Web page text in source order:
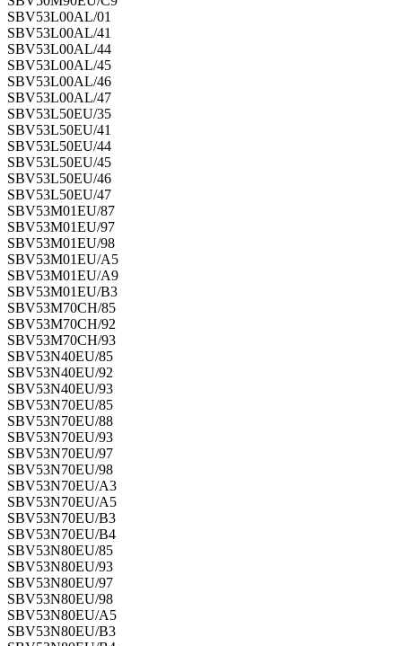
SBV53L00AL/01
SBV53L00AL/41
SBV53L00AL/44
SBV53L00AL/45
SBV53L00AL/46
SBV53L00AL/47
SBV53L50EU/35
SBV53L50EU/41
SBV53L50EU/44
SBV53L50EU/45
SBV53L50EU/46
SBV53L50EU/47
SBV53M01EU/87
SBV53M01EU/97
SBV53M01EU/98
SBV53M01EU/A5
SBV53M01EU/A9
SBV53M01EU/B3
SBV53M70CH/85
SBV53M70CH/92
SBV53M70CH/93
SBV53N40EU/85
SBV53N40EU/92
SBV53N40EU/93
SBV53N70EU/85
SBV53N70EU/88
SBV53N70EU/93
SBV53N70EU/97
SBV53N70EU/98
SBV53N70EU/A3
SBV53N70EU/A5
SBV53N70EU/B3
SBV53N70EU/B4
SBV53N80EU/85
SBV53N80EU/93
SBV53N80EU/97
SBV53N80EU/98
SBV53N80EU/A5
SBV53N80EU/B3